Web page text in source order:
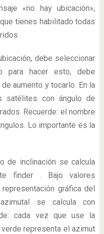
«no hay ubicación»,
tienes habilitado todas
debe seleccionar
para hacer esto, debe
aumento y tocarlo. En la
satélites con ángulo de
Recuerde: el nombre
Lo importante es la
de inclinación se calcula
finder . Bajo valores
gráfica del
se calcula con
cada vez que use la
representa el azimut